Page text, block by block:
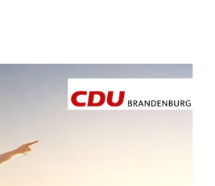
IM LANDTAG
IM BUNDESTAG
PARLAMENT
ABONNIEREN